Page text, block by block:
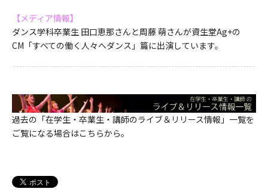
【メディア情報】
ダンス学科卒業生 田口恵那さんと周藤 萌さんが資生堂Ag+の
CM「すべての働く人々へダンス」篇に出演しています。
過去の「在学生・卒業生・講師のライブ＆リリース情報」一覧を
ご覧になる場合はこちらから。